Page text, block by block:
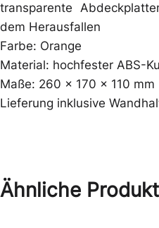
transparente
dem Herausfallen
Farbe: Orange
Material: hochfester ABS-
Maße: 260 x 170 x 110 mm
Lieferung inklusive
Ähnliche